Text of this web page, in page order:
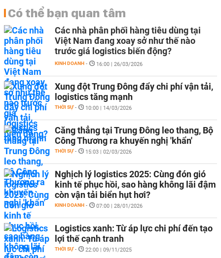
Có thể bạn quan tâm
Các nhà phân phối hàng tiêu dùng tại
Việt Nam đang xoay sở như thế nào
trước giá logistics biến động?
KINH DOANH - 16:00 | 26/03/2026
Xung đột Trung Đông đẩy chi phí vận tải,
logistics tăng mạnh
THỜI SỰ - 10:00 | 14/03/2026
Căng thẳng tại Trung Đông leo thang, Bộ
Công Thương ra khuyến nghị 'khẩn'
THỜI SỰ - 15:03 | 02/03/2026
Nghịch lý logistics 2025: Cùng đón gió
kinh tế phục hồi, sao hàng không lãi đậm
còn vận tải biển hụt hơi?
KINH DOANH - 07:00 | 28/01/2026
Logistics xanh: Từ áp lực chi phí đến tạo
lợi thế cạnh tranh
THỜI SỰ - 22:00 | 09/11/2025